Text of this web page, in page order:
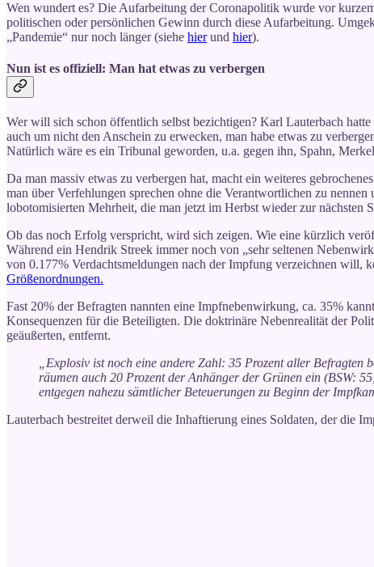
Wen wundert es? Die Aufarbeitung der Coronapolitik wurde vor
politischen oder persönlichen Gewinn durch diese Aufarbeitung.
„Pandemie“ nur noch länger (siehe hierund hier).
Nun ist es offiziell: Man hat etwas zu verbergen
Wer will sich schon öffentlich selbst bezichtigen? Karl Lauterbach
auch um nicht den Anschein zu erwecken, man habe etwas zu
Natürlich wäre es ein Tribunal geworden, u.a. gegen ihn, Spahn,
Da man massiv etwas zu verbergen hat, macht ein weiteres
man über Verfehlungen sprechen ohne die Verantwortlichen zu
lobotomisierten Mehrheit, die man jetzt im Herbst wieder zur nächsten
Ob das noch Erfolg verspricht, wird sich zeigen. Wie eine kürzlich
Während ein Hendrik Streek immer noch von „sehr seltenen
von 0.177% Verdachtsmeldungen nach der Impfung verzeichnen will,
Größenordnungen.
Fast 20% der Befragten nannten eine Impfnebenwirkung, ca. 35%
Konsequenzen für die Beteiligten. Die doktrinäre Nebenrealität der
geäußerten, entfernt.
„Explosiv ist noch eine andere Zahl: 35 Prozent aller
räumen auch 20 Prozent der Anhänger der Grünen ein (BSW:
entgegen nahezu sämtlicher Beteuerungen zu Beginn der
Lauterbach bestreitet derweil die Inhaftierung eines Soldaten, der die